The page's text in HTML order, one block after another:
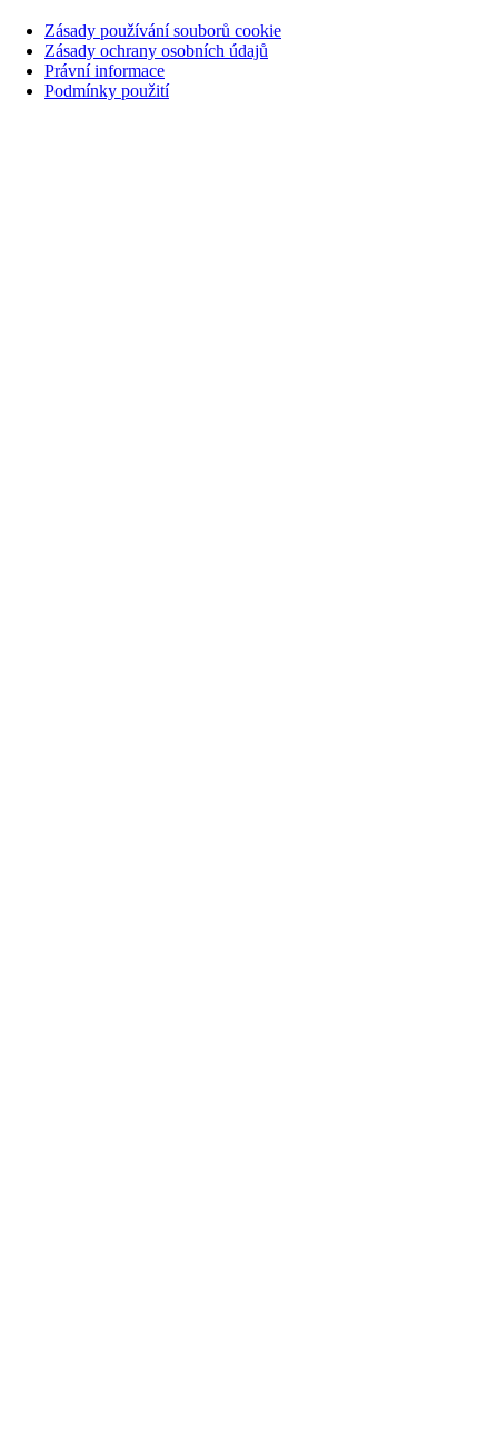
Zásady používání souborů cookie
Zásady ochrany osobních údajů
Právní informace
Podmínky použití